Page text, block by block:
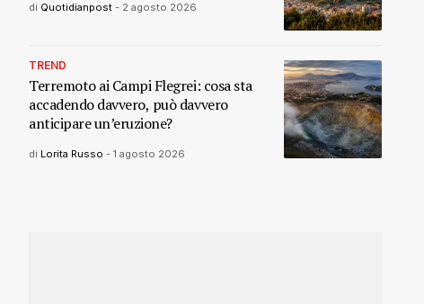
di Quotidianpost - 2 agosto 2026
TREND
Terremoto ai Campi Flegrei: cosa sta
accadendo davvero, può davvero
anticipare un’eruzione?
di Lorita Russo - 1 agosto 2026